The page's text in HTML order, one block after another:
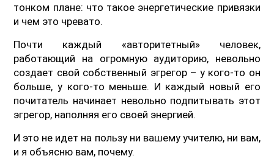
тонком плане: что такое энергетические привязки
и чем это чревато.
Почти каждый «авторитетный» человек,
работающий на огромную аудиторию, невольно
создает свой собственный эгрегор – у кого-то он
больше, у кого-то меньше. И каждый новый его
почитатель начинает невольно подпитывать этот
эгрегор, наполняя его своей энергией.
И это не идет на пользу ни вашему учителю, ни вам,
и я объясню вам, почему.